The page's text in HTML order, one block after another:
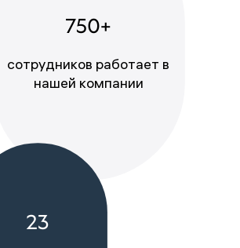
750+
сотрудников работает в
нашей компании
23